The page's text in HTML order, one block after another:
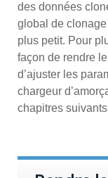
des données
global de
plus petit. Pour
façon de rendre
d’ajuster les
chargeur
chapitres